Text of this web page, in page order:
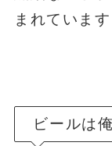
まれています
ビールは